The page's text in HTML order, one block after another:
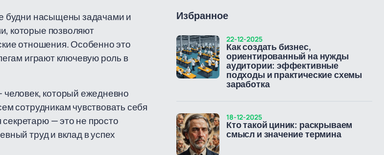
будни насыщены задачами и
которые позволяют
отношения. Особенно это
играют ключевую роль в
который ежедневно
сотрудникам чувствовать себя
— это не просто
труд и вклад в успех
Избранное
Как создать бизнес,
ориентированный на нужды
аудитории: эффективные
подходы и практические схемы
заработка
22-12-2025
Кто такой циник: раскрываем
смысл и значение термина
18-12-2025